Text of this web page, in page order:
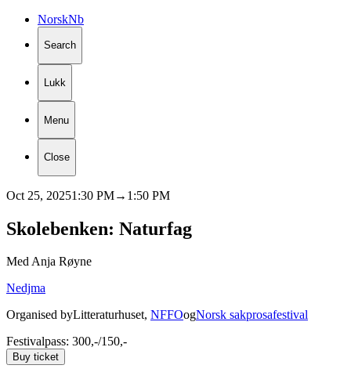
NorskNb
Search
Lukk
Menu
Close
Oct 25, 20251:30 PM→ 1:50 PM
Skolebenken: Naturfag
Med Anja Røyne
Nedjma
Organised byLitteraturhuset, NFFOogNorsk sakprosafestival
Festivalpass: 300,-/150,-
Buy ticket